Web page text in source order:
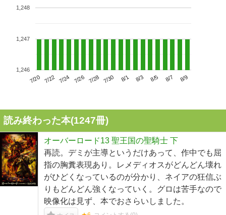
7/20 7/22 7/24 7/26 7/28 7/30 8/1 8/3 8/5 8/7 8/9
1,246
1,247
1,248
読み終わった本(1247冊)
オーバーロード13 聖王国の聖騎士 下
再読。デミが主導というだけあって、作中でも屈
指の胸糞表現あり。レメディオスがどんどん壊れ
がひどくなっているのが分かり、ネイアの狂信ぶ
りもどんどん強くなっていく。グロは苦手なので
映像化は見ず、本でおさらいしました。